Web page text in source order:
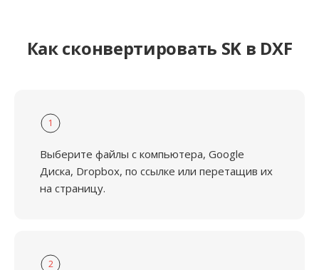
Как сконвертировать SK в DXF
1
Выберите файлы с компьютера, Google
Диска, Dropbox, по ссылке или перетащив их
на страницу.
2